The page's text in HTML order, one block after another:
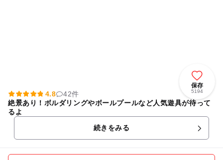
保存
5194
4.8
42件
絶景あり！ボルダリングやボールプールなど人気遊具が待って
るよ
続きをみる